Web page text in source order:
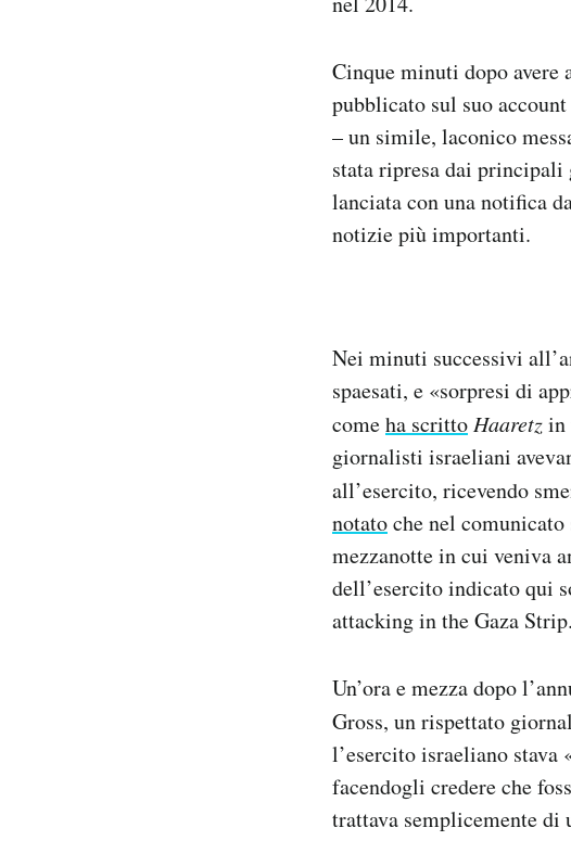
Cinque minuti dopo
pubblicato sul suo
– un simile, laconico
stata ripresa dai principali
lanciata con una notifica
notizie più importanti.
Nei minuti successivi
spaesati, e «sorpresi di
comeha scritto Haaretzin
giornalisti israeliani
all’esercito, ricevendo
notatoche nel
mezzanotte in cui veniva
dell’esercito indicato qui
attacking in the Gaza
Un’ora e mezza dopo
Gross, un rispettato
l’esercito israeliano
facendogli credere che
trattava semplicemente di